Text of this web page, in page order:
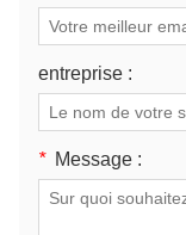
entreprise :
* Message :